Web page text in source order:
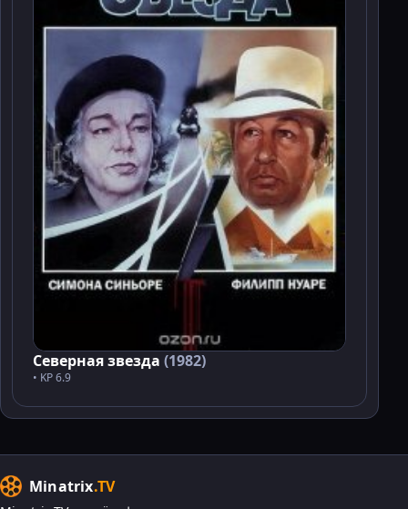
Северная звезда (1982)
• KP 6.9
Minatrix.TV